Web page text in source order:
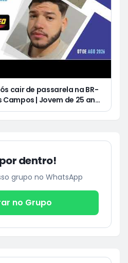
cair de passarela na BR-
Campos | Jovem de 25 anos
moto no Distrito
dentro!
grupo no WhatsApp
no Grupo